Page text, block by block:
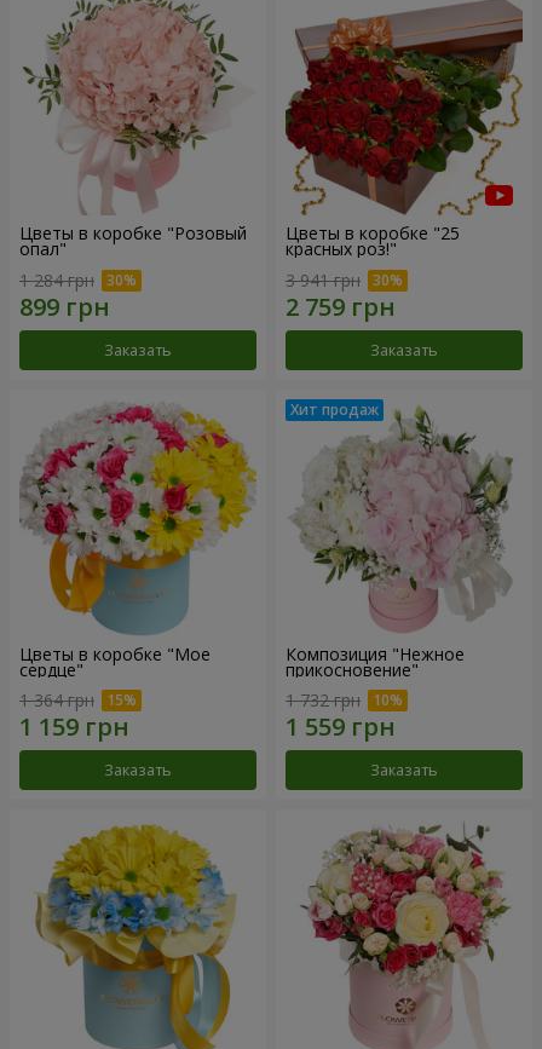
Цветы в коробке "Розовый
опал"
1 284 грн
Заказать
Цветы в коробке "25
красных роз!"
3 941 грн
Заказать
Цветы в коробке "Мое
сердце"
1 364 грн
Заказать
Композиция "Нежное
прикосновение"
1 732 грн
Заказать